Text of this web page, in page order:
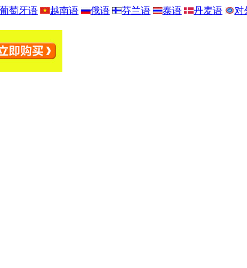
葡萄牙语 越南语 俄语 芬兰语 泰语 丹麦语 对